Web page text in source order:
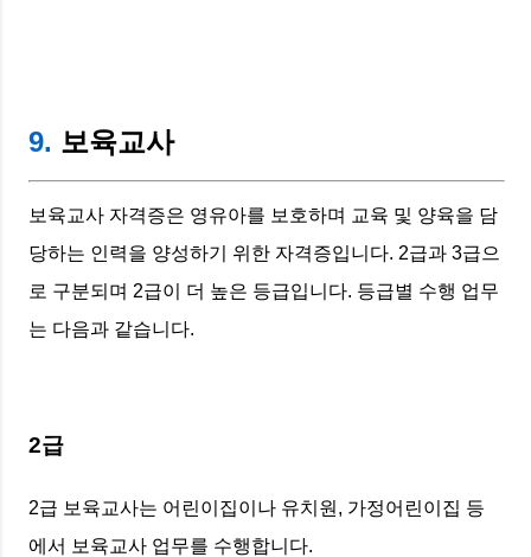
9. 보육교사
보육교사 자격증은 영유아를 보호하며 교육 및 양육을 담
당하는 인력을 양성하기 위한 자격증입니다. 2급과 3급으
로 구분되며 2급이 더 높은 등급입니다. 등급별 수행 업무
는 다음과 같습니다.
2급
2급 보육교사는 어린이집이나 유치원, 가정어린이집 등
에서 보육교사 업무를 수행합니다.